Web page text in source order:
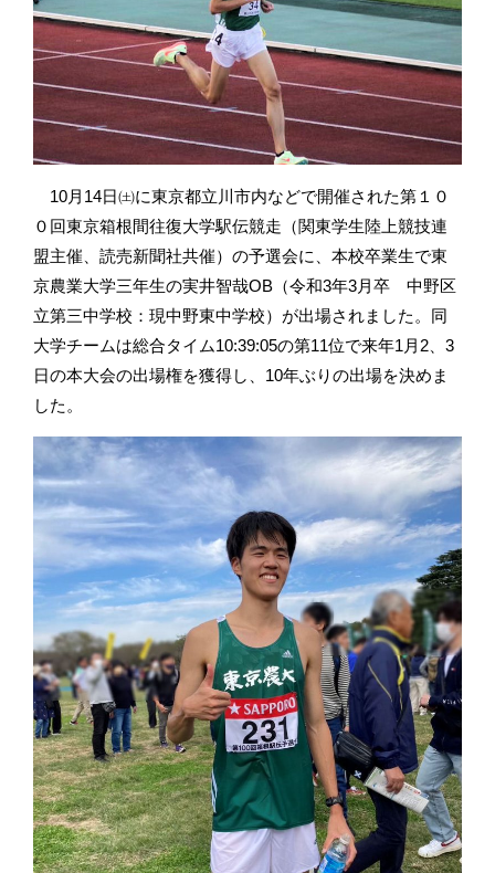
10月14日㈯に東京都立川市内などで開催された第１０
０回東京箱根間往復大学駅伝競走（関東学生陸上競技連
盟主催、読売新聞社共催）の予選会に、本校卒業生で東
京農業大学三年生の実井智哉OB（令和3年3月卒 中野区
立第三中学校：現中野東中学校）が出場されました。同
大学チームは総合タイム10:39:05の第11位で来年1月2、3
日の本大会の出場権を獲得し、10年ぶりの出場を決めま
した。